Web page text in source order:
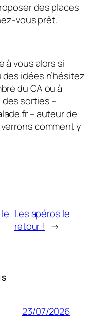
des places
vous prêt.
à vous alors si
idées n’hésitez
du CA ou à
sorties –
– auteur de
comment y
Les apéros le
retour ! →
23/07/2026